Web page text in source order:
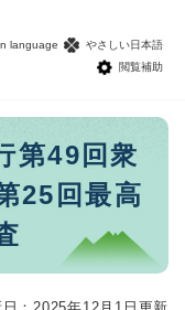
language
やさしい日本語
閲覧補助
第49回衆
25回最高